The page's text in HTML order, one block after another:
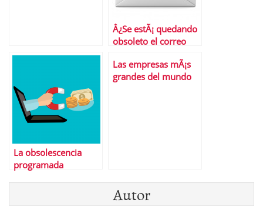
Â¿Se estÃ¡ quedando
obsoleto el correo
La obsolescencia
programada
Las empresas mÃ¡s
grandes del mundo
Autor